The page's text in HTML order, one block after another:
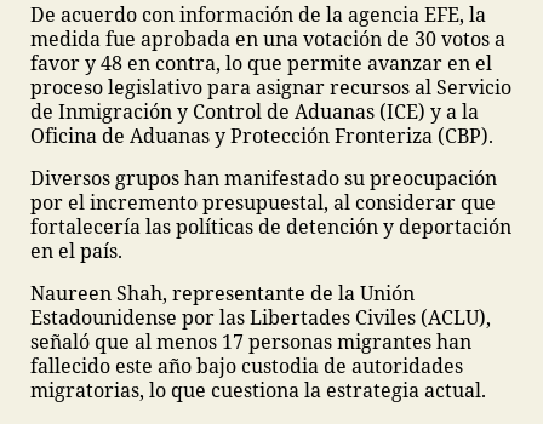
De acuerdo con información de la agencia EFE, la
medida fue aprobada en una votación de 30 votos a
favor y 48 en contra, lo que permite avanzar en el
proceso legislativo para asignar recursos al Servicio
de Inmigración y Control de Aduanas (ICE) y a la
Oficina de Aduanas y Protección Fronteriza (CBP).
Diversos grupos han manifestado su preocupación
por el incremento presupuestal, al considerar que
fortalecería las políticas de detención y deportación
en el país.
Naureen Shah, representante de la Unión
Estadounidense por las Libertades Civiles (ACLU),
señaló que al menos 17 personas migrantes han
fallecido este año bajo custodia de autoridades
migratorias, lo que cuestiona la estrategia actual.